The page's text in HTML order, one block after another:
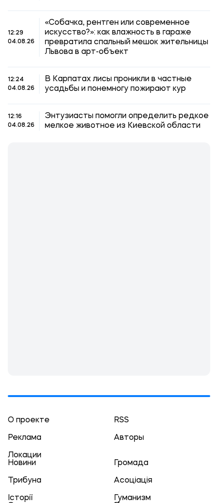
12:29
04.08.26
«Собачка, рентген или современное
искусство?»: как влажность в гараже
превратила спальный мешок жительницы
Львова в арт-объект
12:24
04.08.26
В Карпатах лисы проникли в частные
усадьбы и понемногу пожирают кур
12:16
04.08.26
Энтузиасты помогли определить редкое
мелкое животное из Киевской области
О проекте RSS
Реклама Авторы
Локации
Новини
Громада
Трибуна Асоціація
Історії
Гуманизм